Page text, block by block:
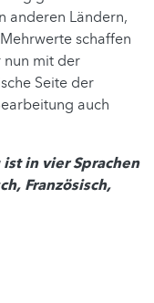
anderen Ländern,
schaffen
nun mit der
Seite der
auch
in vier Sprachen
Französisch,